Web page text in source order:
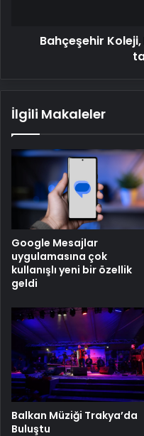
Bahçeşehir
İlgili Makaleler
Google Mesajlar
uygulamasına çok
kullanışlı yeni bir özellik
geldi
Balkan Müziği Trakya’da
Buluştu